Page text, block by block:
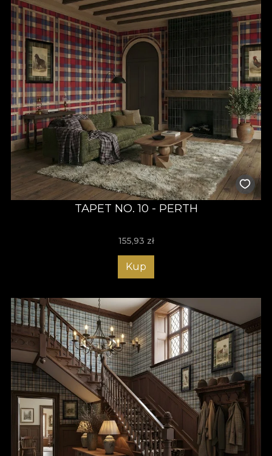
TAPET NO. 10 - PERTH
155,93 zł
Kup